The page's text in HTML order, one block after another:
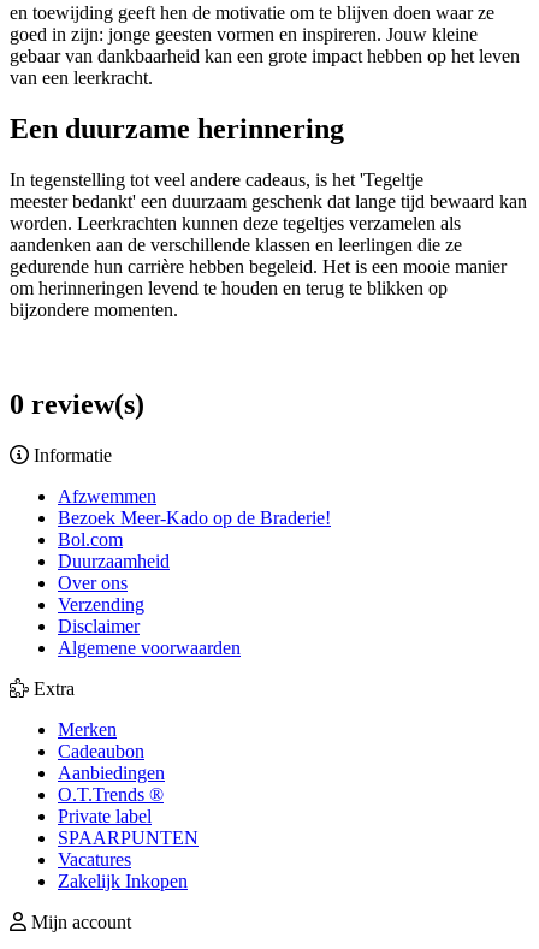
en toewijding geeft hen de motivatie om te blijven doen waar ze
goed in zijn: jonge geesten vormen en inspireren. Jouw kleine
gebaar van dankbaarheid kan een grote impact hebben op het leven
van een leerkracht.
Een duurzame herinnering
In tegenstelling tot veel andere cadeaus, is het 'Tegeltje
meester bedankt' een duurzaam geschenk dat lange tijd bewaard kan
worden. Leerkrachten kunnen deze tegeltjes verzamelen als
aandenken aan de verschillende klassen en leerlingen die ze
gedurende hun carrière hebben begeleid. Het is een mooie manier
om herinneringen levend te houden en terug te blikken op
bijzondere momenten.
0 review(s)
Informatie
Afzwemmen
Bezoek Meer-Kado op de Braderie!
Bol.com
Duurzaamheid
Over ons
Verzending
Disclaimer
Algemene voorwaarden
Extra
Merken
Cadeaubon
Aanbiedingen
O.T.Trends ®
Private label
SPAARPUNTEN
Vacatures
Zakelijk Inkopen
Mijn account